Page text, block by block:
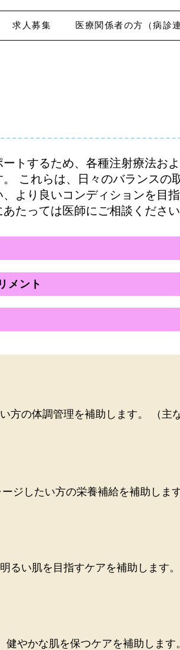
求人募集 医療関係者の方（病診
トするため、各種注射療法お
これらは、日々のバランスの
より良いコンディションを目
たっては医師にご相談ください
メント
方の体調管理を補助します。 （主
ジしたい方の栄養補給を補助しま
るい肌を目指すケアを補助します
やかな肌を保つケアを補助しま